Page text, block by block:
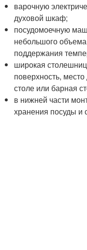
варочную
духовой шкаф;
посудомоечную
небольшого
поддержания
широкая
поверхность,
столе или барная
в нижней части
хранения посуды и